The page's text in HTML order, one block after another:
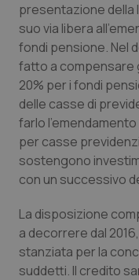
Calabria
Campania
Emilia-
Friuli Venezia
Lazio
Liguria
Lombardia
Asma & BPCO
Car-T
Colesterolo &
Dermatite
Diabete &
Disturbi
Dolore
presentazione della
suo via libera
fondi pensione. Nel
fatto a compensare
20% per i fondi
delle casse di
farlo
per casse
sostengono
con un successivo
La disposizione
a decorrere dal
stanziata per la
suddetti. Il credito